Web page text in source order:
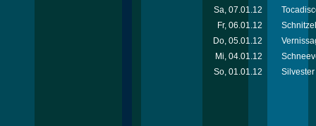
Sa, 07.01.12
Fr, 06.01.12
Do, 05.01.12
Mi, 04.01.12
So, 01.01.12